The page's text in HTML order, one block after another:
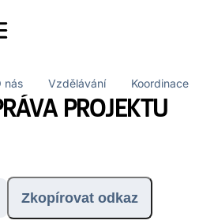
nás Vzdělávání Koordinace
PROJEKTU
Zkopírovat odkaz